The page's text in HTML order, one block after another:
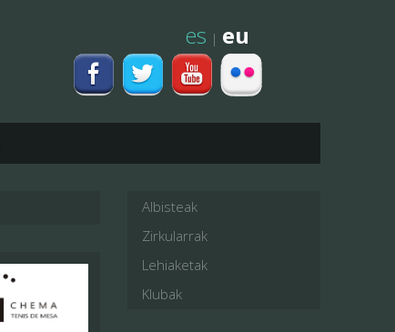
es | eu
Albisteak
Zirkularrak
Lehiaketak
Klubak